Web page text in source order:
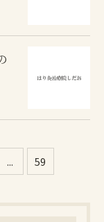
... 59